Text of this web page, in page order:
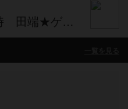
2023/12/2（土）13-18時 田端★ゲイ（バイ）男性ONLY ボードゲーム会 参加者募集中です★